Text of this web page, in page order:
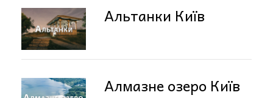
Альтанки Київ
Алмазне озеро Київ